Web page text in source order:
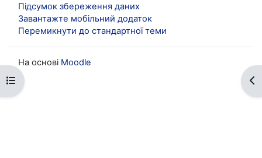
Відкритий покажчик курсу
Підсумок збереження даних
Завантажте мобільний додаток
Перемикнути до стандартної теми
На основі Moodle